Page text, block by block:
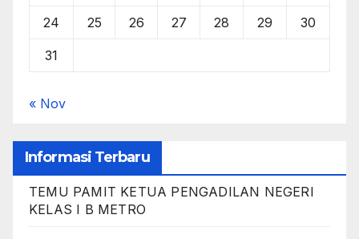
24 25 26 27 28 29 30
31
« Nov
Informasi Terbaru
TEMU PAMIT KETUA PENGADILAN NEGERI
KELAS I B METRO